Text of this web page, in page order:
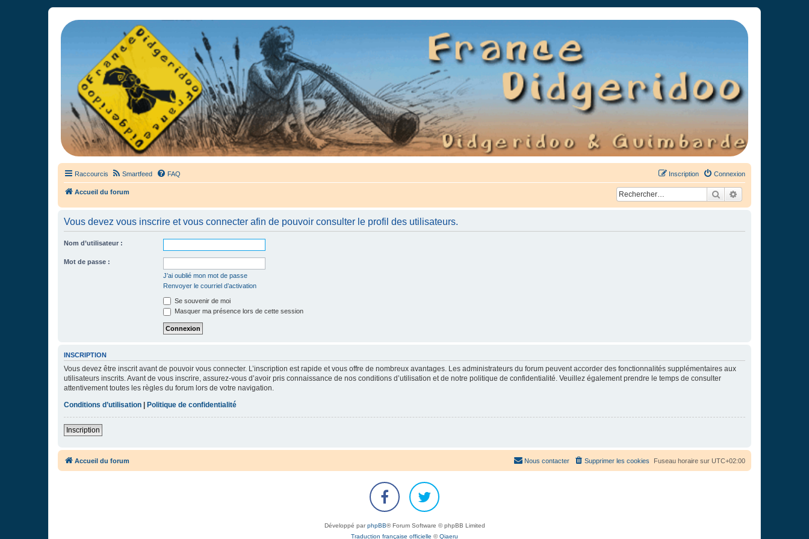
France Didgeridoo
Didgeridoo et Guimbarde sur France Didgeridoo - retrouvez la communauté.
Raccourcis Smartfeed FAQ Connexion
Inscription
Accueil du forum Rechercher
Vous devez vous inscrire et vous connecter afin de pouvoir consulter le profil des utilisateurs.
Nom d’utilisateur :
Mot de passe :
J’ai oublié mon mot de passe
Renvoyer le courriel d’activation
Se souvenir de moi
Masquer ma présence lors de cette session
INSCRIPTION
Vous devez être inscrit avant de pouvoir vous connecter. L’inscription est rapide et vous offre de nombreux avantages. Les administrateurs du forum peuvent accorder des fonctionnalités supplémentaires aux
utilisateurs inscrits. Avant de vous inscrire, assurez-vous d’avoir pris connaissance de nos conditions d’utilisation et de notre politique de confidentialité. Veuillez également prendre le temps de consulter
attentivement toutes les règles du forum lors de votre navigation.
Conditions d’utilisation
Politique de confidentialité
Inscription
Accueil du forum Fuseau horaire sur UTC+02:00
Supprimer les cookies
Nous contacter
Développé parphpBB® Forum Software © phpBB Limited
Traduction française officielle ©Qiaeru